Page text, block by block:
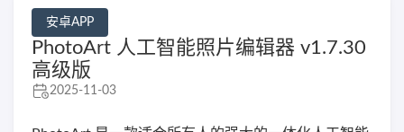
安卓APP
PhotoArt 人工智能照片编辑器 v1.7.30
高级版
2025-11-03